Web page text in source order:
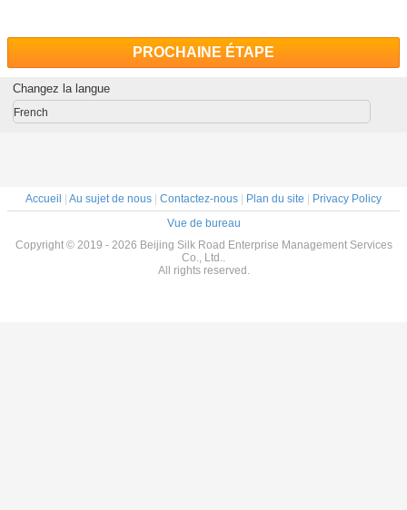
PROCHAINE ÉTAPE
Changez la langue
French
Accueil Au sujet de nous Contactez-nous Plan du site
Privacy Policy
Vue de bureau
Copyright © 2019 - 2026 Beijing Silk Road Enterprise Management Services
Co., Ltd..
All rights reserved.